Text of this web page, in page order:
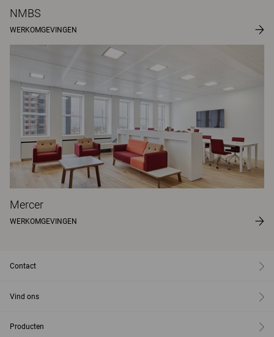
NMBS
WERKOMGEVINGEN
Mercer
WERKOMGEVINGEN
Contact
Vind ons
Producten